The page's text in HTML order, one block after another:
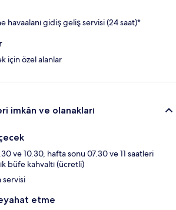
havaalanı gidiş geliş servisi (24 saat)*
için özel alanlar
imkân ve olanakları
ve 10.30, hafta sonu 07.30 ve 11 saatleri
büfe kahvaltı (ücretli)
servisi
etme